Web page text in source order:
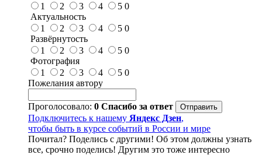
1
2 3 4 5 0
Актуальность
1
2 3 4 5 0
Развёрнутость
1
2 3 4 5 0
Фотография
1
2 3 4 5 0
Пожелания автору
Проголосовало: 0 Спасибо за ответ
Подключитесь к нашему Яндекс Дзен,
чтобы быть в курсе событий в России и мире
Почитал? Поделись с другими! Об этом должны узнать
все, срочно поделись! Другим это тоже интересно